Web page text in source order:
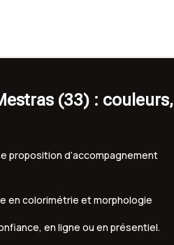
(33) : couleurs,
proposition d’accompagnement
en colorimétrie et morphologie
en ligne ou en présentiel.